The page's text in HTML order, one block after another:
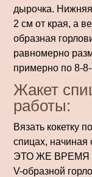
дырочка.
2 см от края, а
образная
равномерно
примерно по 8-
Жакет
работы:
Вязать кокетку
спицах, начиная
ЭТО ЖЕ ВРЕМЯ
V-образной